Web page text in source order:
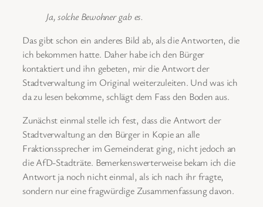
Ja, solche Bewohner gab es.
Das gibt schon ein anderes Bild ab, als die Antworten, die
ich bekommen hatte. Daher habe ich den Bürger
kontaktiert und ihn gebeten, mir die Antwort der
Stadtverwaltung im Original weiterzuleiten. Und was ich
da zu lesen bekomme, schlägt dem Fass den Boden aus.
Zunächst einmal stelle ich fest, dass die Antwort der
Stadtverwaltung an den Bürger in Kopie an alle
Fraktionssprecher im Gemeinderat ging, nicht jedoch an
die AfD-Stadträte. Bemerkenswerterweise bekam ich die
Antwort ja noch nicht einmal, als ich nach ihr fragte,
sondern nur eine fragwürdige Zusammenfassung davon.